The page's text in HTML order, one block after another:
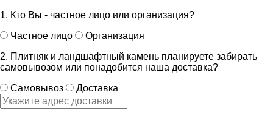
1. Кто Вы - частное лицо или организация?
Частное лицо
Организация
2. Плитняк и ландшафтный камень планируете забирать
самовывозом или понадобится наша доставка?
Самовывоз
Доставка